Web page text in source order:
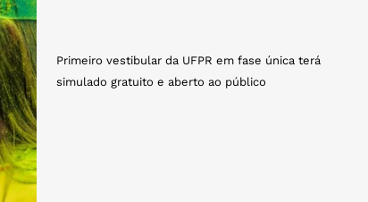
Primeiro vestibular da UFPR em fase única terá
simulado gratuito e aberto ao público